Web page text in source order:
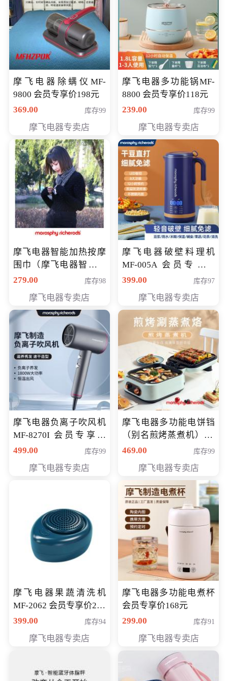
摩飞电器除螨仪MF-
9800 会员专享价198元
369.00
库存99
摩飞电器专卖店
摩飞电器多功能锅MF-
8800 会员专享价118元
239.00
库存99
摩飞电器专卖店
摩飞电器智能加热按摩
围巾（摩飞电器智能加
热按摩围脖） 会员专享
279.00 库存98
摩飞电器专卖店
摩飞电器破壁料理机
MF-005A 会员专享价
198元
399.00 库存97
摩飞电器专卖店
摩飞电器负离子吹风机
MF-8270I 会员专享价
369元
499.00 库存99
摩飞电器专卖店
摩飞电器多功能电饼铛
（别名煎烤蒸煮机） 型
号MF-8888B 会员专享
469.00 库存99
摩飞电器专卖店
摩飞电器果蔬清洗机
MF-2062 会员专享价268
元
399.00 库存94
摩飞电器专卖店
摩飞电器多功能电煮杯
会员专享价168元
299.00
库存91
摩飞电器专卖店